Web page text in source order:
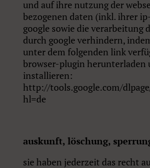
und auf ihre nutzung der
bezogenen daten (inkl. ihrer
google sowie die verarbeitung
durch google verhindern,
unter dem folgenden link
browser-plugin herunterladen
installieren:
http://tools.google.com/
hl=de
auskunft, löschung,
sie haben jederzeit das recht